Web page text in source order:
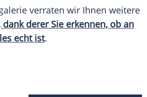
verraten wir Ihnen weitere
derer Sie erkennen, ob an
echt ist.